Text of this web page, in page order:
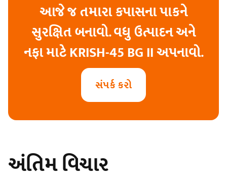
આજે જ તમારા કપાસના પાકને
સુરક્ષિત બનાવો. વધુ ઉત્પાદન અને
નફા માટે KRISH-45 BG II અપનાવો.
સંપર્ક કરો
અંતિમ વિચાર